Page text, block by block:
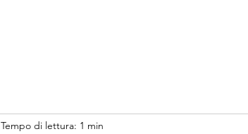
Tempo di lettura: 1 min